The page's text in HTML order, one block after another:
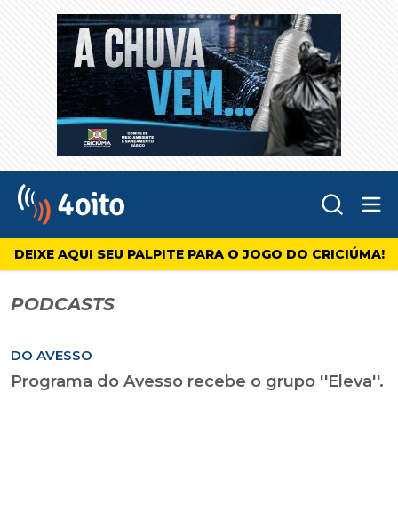
4oito
DEIXE AQUI SEU PALPITE PARA O JOGO DO CRICIÚMA!
PODCASTS
DO AVESSO
Programa do Avesso recebe o grupo ''Eleva''.